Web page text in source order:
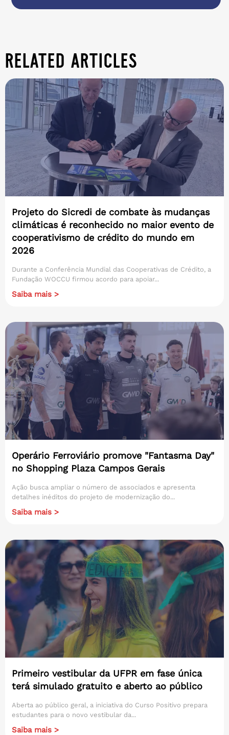
related articles
Projeto do Sicredi de combate às mudanças
climáticas é reconhecido no maior evento de
cooperativismo de crédito do mundo em
2026
Durante a Conferência Mundial das Cooperativas de Crédito, a
Fundação WOCCU firmou acordo para apoiar...
Saiba mais >
Operário Ferroviário promove "Fantasma Day"
no Shopping Plaza Campos Gerais
Ação busca ampliar o número de associados e apresenta
detalhes inéditos do projeto de modernização do...
Saiba mais >
Primeiro vestibular da UFPR em fase única
terá simulado gratuito e aberto ao público
Aberta ao público geral, a iniciativa do Curso Positivo prepara
estudantes para o novo vestibular da...
Saiba mais >